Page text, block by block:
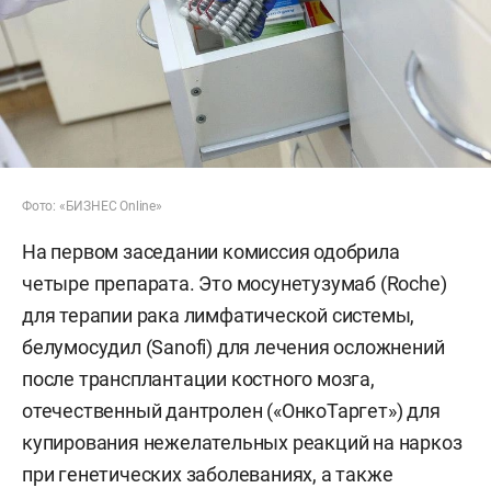
Фото: «БИЗНЕС Online»
На первом заседании комиссия одобрила
четыре препарата. Это мосунетузумаб (Roche)
для терапии рака лимфатической системы,
белумосудил (Sanofi) для лечения осложнений
после трансплантации костного мозга,
отечественный дантролен («ОнкоТаргет») для
купирования нежелательных реакций на наркоз
при генетических заболеваниях, а также